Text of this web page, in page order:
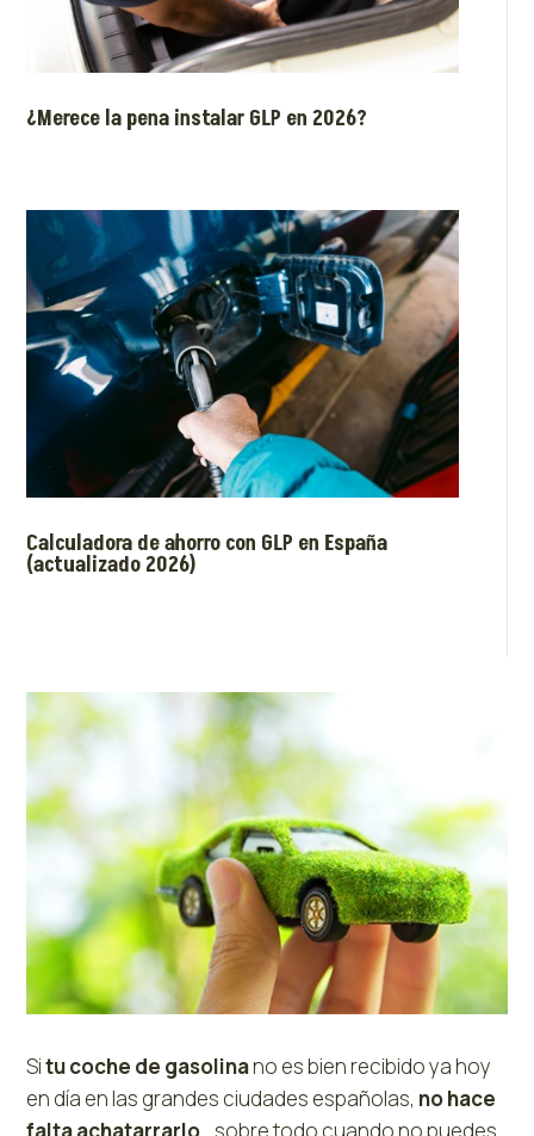
¿Merece la pena instalar GLP en 2026?
Calculadora de ahorro con GLP en España
(actualizado 2026)
Situ coche de gasolinano es bien recibido ya hoy
en día en las grandes ciudades españolas, no hace
falta achatarrarlo … sobre todo cuando no puedes